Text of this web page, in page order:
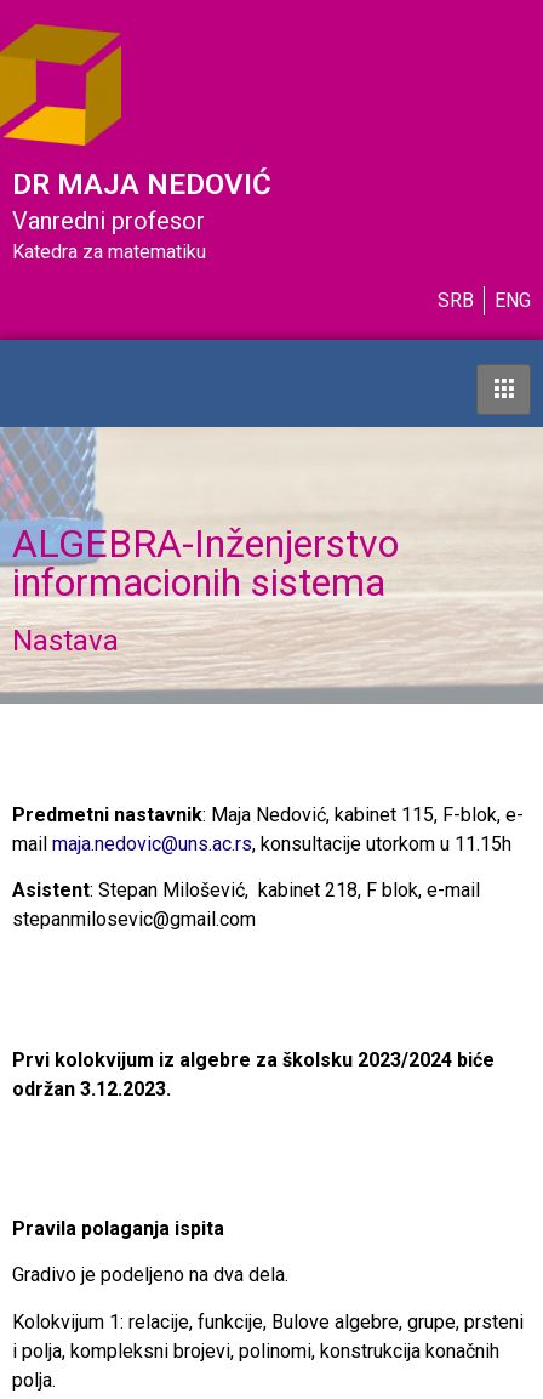
DR MAJA NEDOVIĆ
Vanredni profesor
Katedra za matematiku
SRB ENG
ALGEBRA-Inženjerstvo
informacionih sistema
Nastava
Predmetni nastavnik: Maja Nedović, kabinet 115, F-blok, e-
mail maja.nedovic@uns.ac.rs, konsultacije utorkom u 11.15h
Asistent: Stepan Milošević, kabinet 218, F blok, e-mail
stepanmilosevic@gmail.com
Prvi kolokvijum iz algebre za školsku 2023/2024 biće
održan 3.12.2023.
Pravila polaganja ispita
Gradivo je podeljeno na dva dela.
Kolokvijum 1: relacije, funkcije, Bulove algebre, grupe, prsteni
i polja, kompleksni brojevi, polinomi, konstrukcija konačnih
polja.